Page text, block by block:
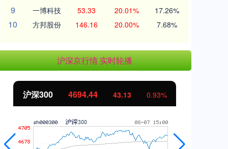
9 一博科技 53.33 20.01% 17.26%
10 方邦股份 146.16 20.00% 7.68%
沪深京行情 实时轮播
北证50 1134.24 11.37 1.01%